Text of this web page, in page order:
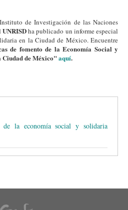
de Investigación de las Naciones
UNRISDha publicado un informe especial
en la Ciudad de México. Encuentre
de fomento de la Economía Social y
Ciudad de México" aquí.
de la economía social y solidaria